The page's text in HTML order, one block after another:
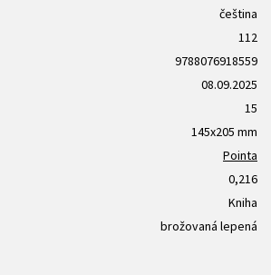
čeština
112
9788076918559
08.09.2025
15
145x205 mm
Pointa
0,216
Kniha
brožovaná lepená